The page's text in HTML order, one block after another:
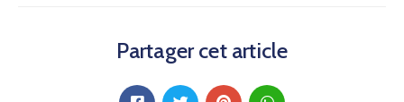
Partager cet article